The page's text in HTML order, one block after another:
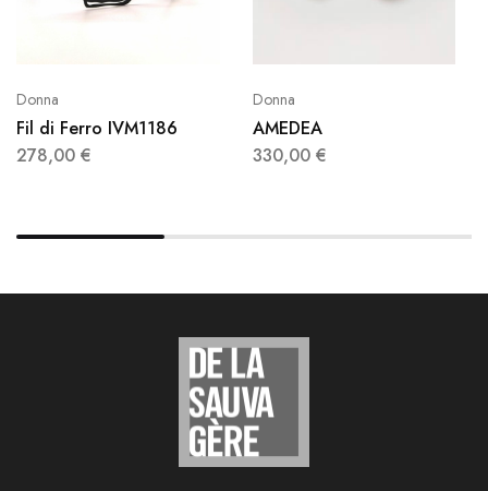
Donna
Fil di Ferro IVM1186
278,00 €
Donna
AMEDEA
330,00 €